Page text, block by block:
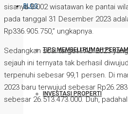
BLOG
TIPS MEMBELI RUMAH
INVESTASI PROPERTI
sisanya 5.002 wisatawan ke pantai
pada tanggal 31 Desember 2023
Rp336.905.750,” ungkapnya.
Sedangkan soal target PAD 2023
sejauh ini ternyata tak berhasil
terpenuhi sebesar 99,1 persen. Di
2023 baru terwujud sebesar
sebesar 26.513.473.000. Duh,